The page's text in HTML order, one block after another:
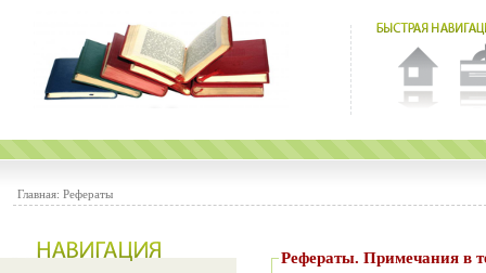
Главная: Рефераты
Рефераты.